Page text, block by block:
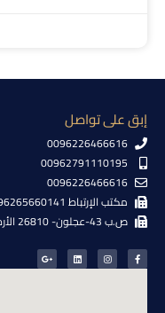
إبق على تواصل
0096226466616
00962791110195
0096226466616
مكتب الإرتباط 0096265660141
ص.ب 43-عجلون- 26810 الأردن